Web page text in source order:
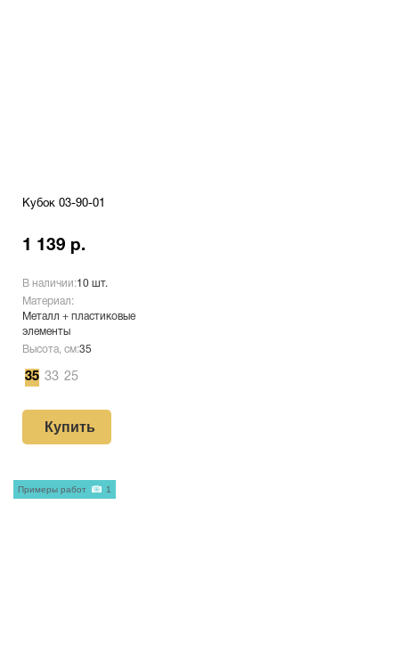
Кубок 03-90-01
1 139 р.
В наличии:10 шт.
Материал:
Металл + пластиковые
элементы
Высота, см:35
35 33 25
Купить
Примеры работ 1